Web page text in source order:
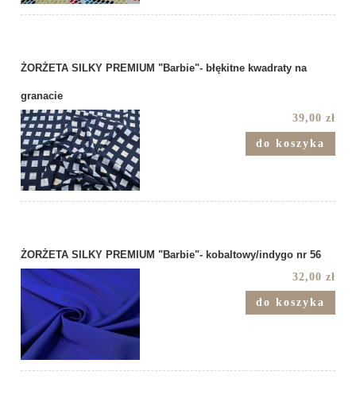
ŻORŻETA SILKY PREMIUM "Barbie"- błękitne kwadraty na
granacie
39,00 zł
do koszyka
ŻORŻETA SILKY PREMIUM "Barbie"- kobaltowy/indygo nr 56
32,00 zł
do koszyka